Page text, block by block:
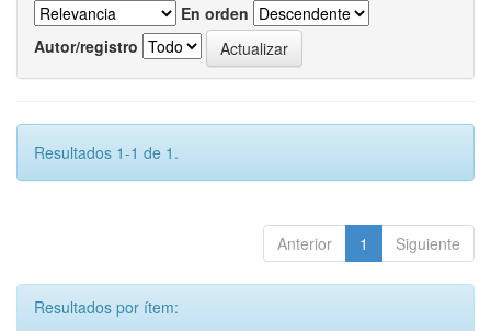
En orden
Autor/registro
Resultados 1-1 de 1.
Anterior 1 Siguiente
Resultados por ítem: